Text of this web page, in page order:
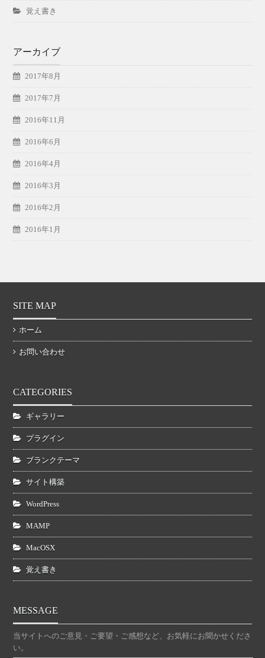
覚え書き
アーカイブ
2017年8月
2017年7月
2016年11月
2016年6月
2016年4月
2016年3月
2016年2月
2016年1月
SITE MAP
ホーム
お問い合わせ
CATEGORIES
ギャラリー
プラグイン
ブランクテーマ
サイト構築
WordPress
MAMP
MacOSX
覚え書き
MESSAGE
当サイトへのご意見・ご要望・ご感想など、お気軽にお聞かせくださ
い。